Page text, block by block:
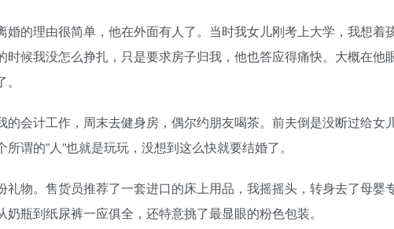
的理由很简单，他在外面有人了。当时我女儿刚考上大学，我想着
候我没怎么挣扎，只是要求房子归我，他也答应得痛快。大概在他
会计工作，周末去健身房，偶尔约朋友喝茶。前夫倒是没断过给女
谓的”人”也就是玩玩，没想到这么快就要结婚了。
物。售货员推荐了一套进口的床上用品，我摇摇头，转身去了母婴
瓶到纸尿裤一应俱全，还特意挑了最显眼的粉色包装。